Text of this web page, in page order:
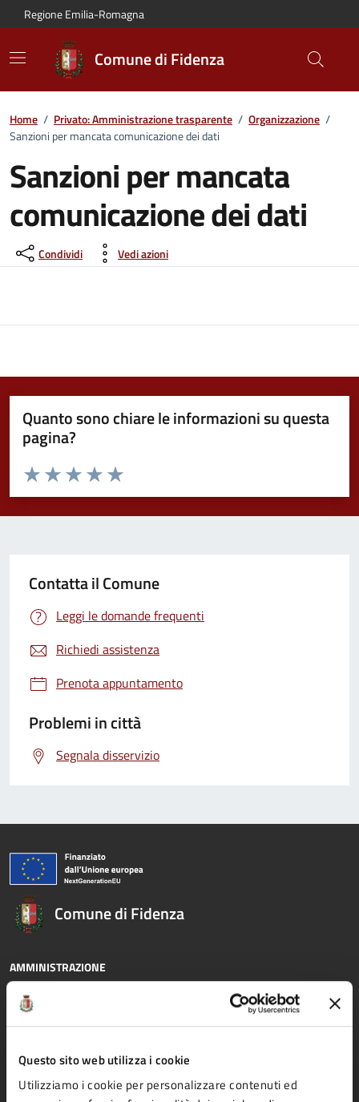
Questo sito web utilizza i cookie
Utilizziamo i cookie per personalizzare contenuti ed
Vai al contenuto principale
Vai alla navigazione del sito
Vai al piede di pagina
Regione Emilia-Romagna
Comune di Fidenza
Home / Privato: Amministrazione trasparente / Organizzazione /
Sanzioni per mancata comunicazione dei dati
Sanzioni per mancata
comunicazione dei dati
Condividi Vedi azioni
Quanto sono chiare le informazioni su questa
pagina?
Valuta da 1 a 5 stelle la pagina
Valuta 5 stelle su 5
Valuta 4 stelle su 5
Valuta 3 stelle su 5
Valuta 2 stelle su 5
Valuta 1 stelle su 5
Contatta il Comune
Leggi le domande frequenti
Richiedi assistenza
Prenota appuntamento
Problemi in città
Segnala disservizio
Comune di Fidenza
AMMINISTRAZIONE
Organi di governo
Enti e fondazioni
Politici